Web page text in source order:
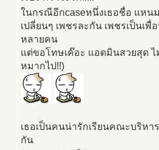
ในกรณีอีกcaseหนึ่งเธอชื่อ แหน
เปลี่ยนๆ เพชรละกัน เพชรเป็นเ
หลายคน
แต่ขอโทษเค๊อะ แอดมินสวยสุด
หมากไป!!)
เธอเป็นคนน่ารักเรียนคณะบริห
กัน